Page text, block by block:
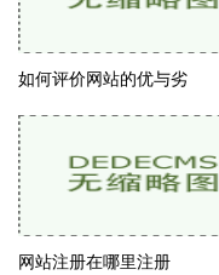
如何评价网站的优与劣
网站注册在哪里注册